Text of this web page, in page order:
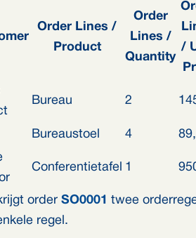
Order Lines /
Product
Order
Lines /
Quantity
/
Bureau 2
Bureaustoel 4
Conferentietafel 1
order SO0001 twee
regel.